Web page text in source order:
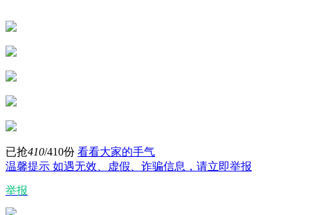
已抢410/410份 看看大家的手气
温馨提示 如遇无效、虚假、诈骗信息，请立即举报
举报